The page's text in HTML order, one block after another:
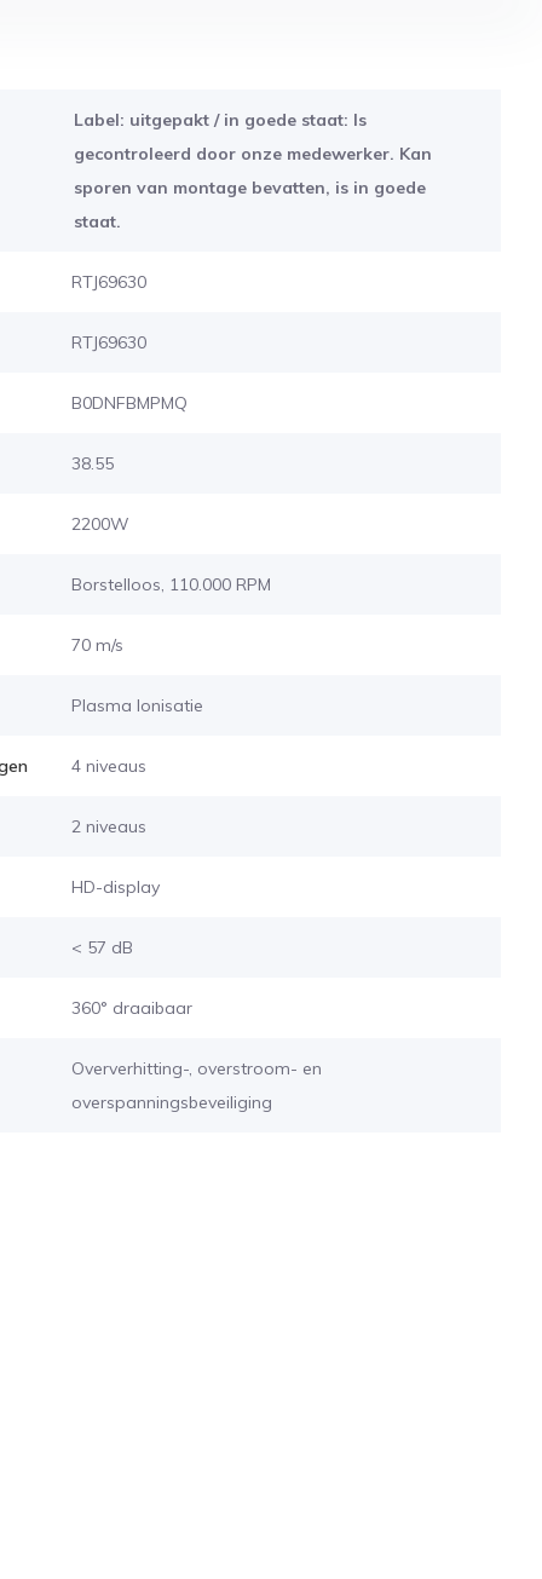
Label: uitgepakt / in goede staat: Is
gecontroleerd door onze medewerker. Kan
sporen van montage bevatten, is in goede
staat.
RTJ69630
RTJ69630
B0DNFBMPMQ
38.55
2200W
Borstelloos, 110.000 RPM
70 m/s
Plasma Ionisatie
4 niveaus
2 niveaus
HD-display
< 57 dB
360° draaibaar
Oververhitting-, overstroom- en
overspanningsbeveiliging